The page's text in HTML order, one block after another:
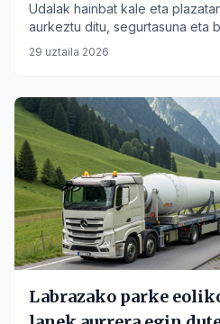
Udalak hainbat kale eta
aurkeztu ditu, segurtasuna eta
29 uztaila 2026
Labrazako parke